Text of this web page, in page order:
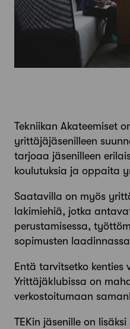
Tekniikan Akateemiset
yrittäjäjäsenilleen
tarjoaa jäsenilleen
koulutuksia ja oppaita
Saatavilla on myös
lakimiehiä, jotka
perustamisessa,
sopimusten
Entä tarvitsetko kenties
Yrittäjäklubissa on
verkostoitumaan
TEKin jäsenille on